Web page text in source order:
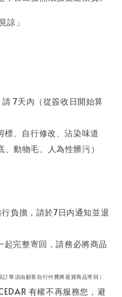
諒」
7天內（從簽收日開始算
、自行修改、沾染味道
、動物毛、人為性髒污）
負擔，請於7日内通知並退
完整寄回，請務必將商品
單須由顧客自行付費將退貨商品寄回）
有權不再服務您，避